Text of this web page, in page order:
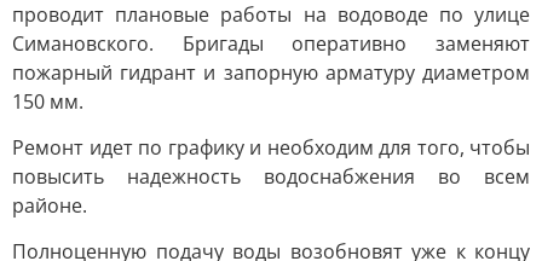
проводит плановые работы на водоводе по улице
Симановского. Бригады оперативно заменяют
пожарный гидрант и запорную арматуру диаметром
150 мм.
Ремонт идет по графику и необходим для того, чтобы
повысить надежность водоснабжения во всем
районе.
Полноценную подачу воды возобновят уже к концу